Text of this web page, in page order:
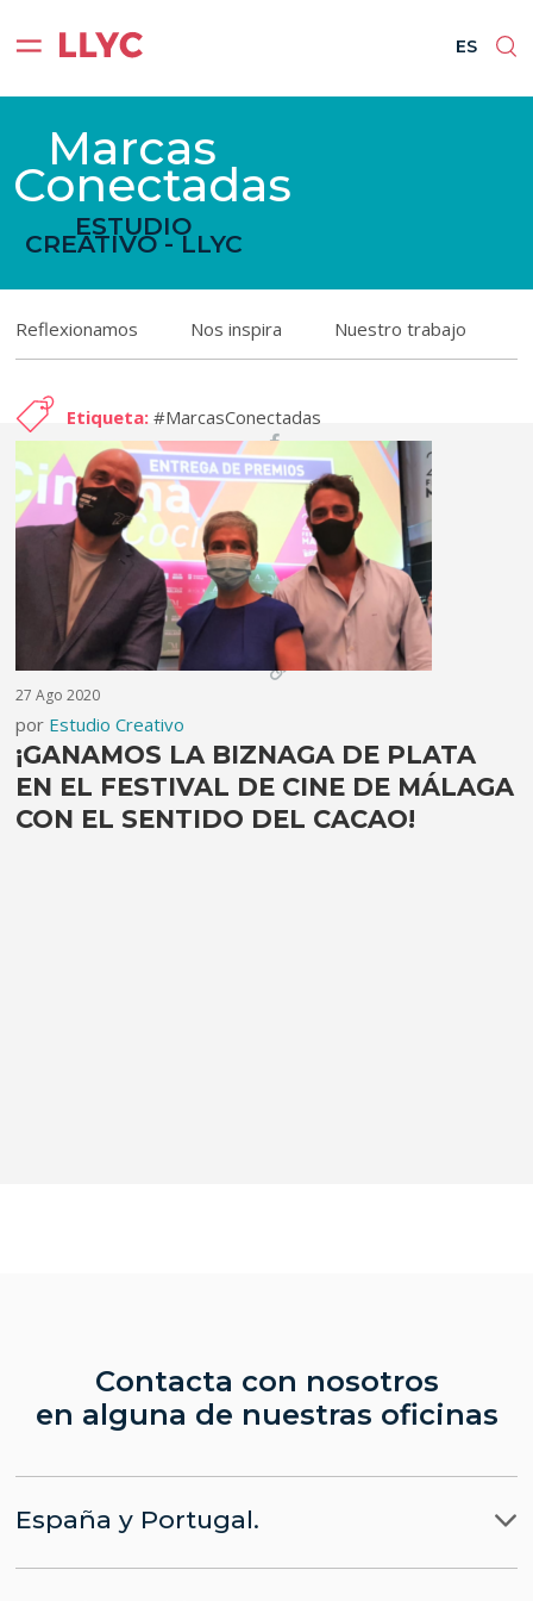
ES
Marcas
Conectadas
ESTUDIO
CREATIVO - LLYC
Reflexionamos Nos inspira Nuestro trabajo
Etiqueta: #MarcasConectadas
27 Ago 2020
por Estudio Creativo
¡GANAMOS LA BIZNAGA DE PLATA
EN EL FESTIVAL DE CINE DE MÁLAGA
CON EL SENTIDO DEL CACAO!
Contacta con nosotros
en alguna de nuestras oficinas
España y Portugal.
Madrid